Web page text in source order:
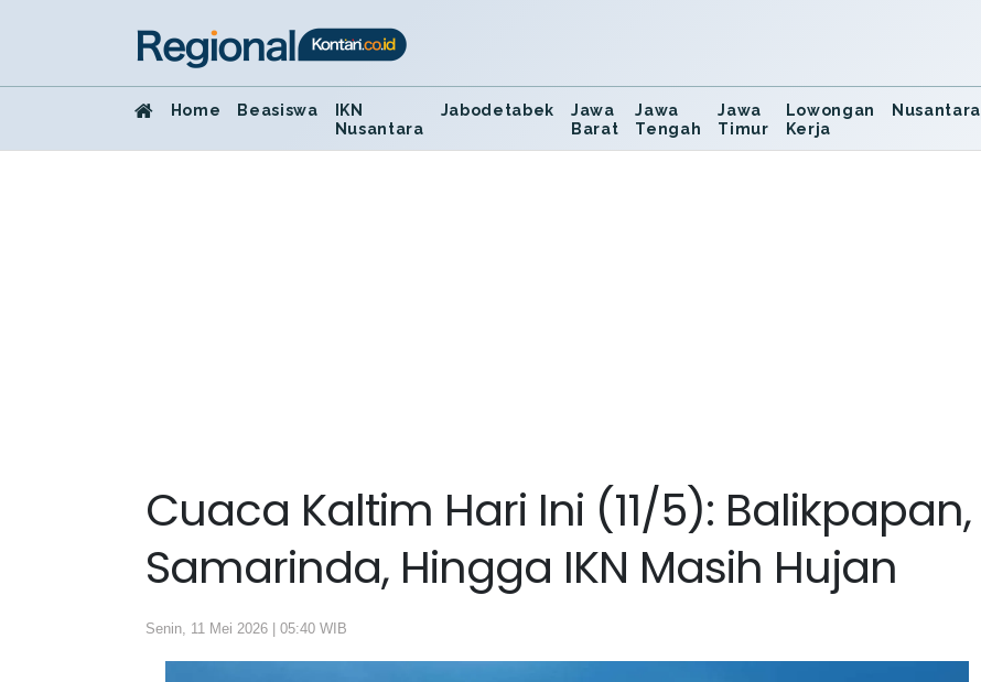
Home Beasiswa
IKN
Nusantara
Jabodetabek
Jawa
Barat
Jawa
Tengah
Jawa
Timur
Lowongan
Kerja
Nusantara
Cuaca Kaltim Hari Ini (11/5): Balikpapan,
Samarinda, Hingga IKN Masih Hujan
Senin, 11 Mei 2026 | 05:40 WIB